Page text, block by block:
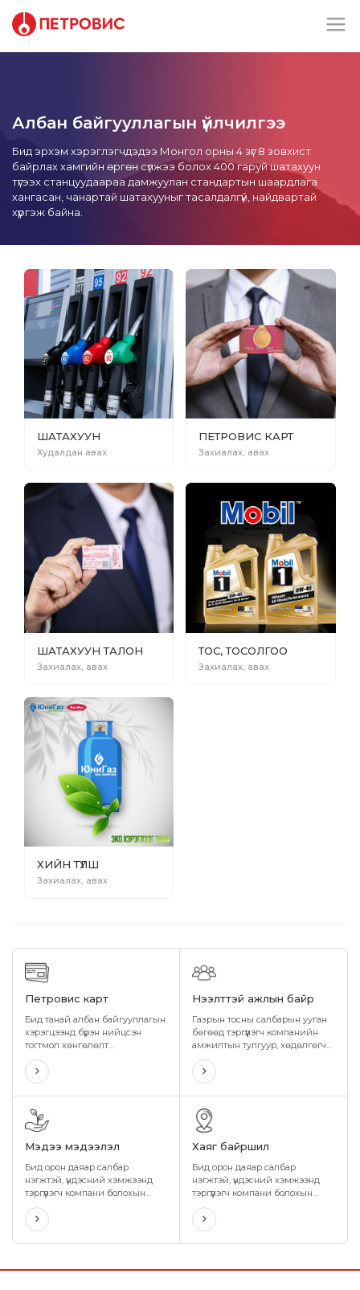
Албан байгууллагын үйлчилгээ
Бид эрхэм хэрэглэгчдэдээ Монгол орны 4 зүг 8 зовхист
байрлах хамгийн өргөн сүлжээ болох 400 гаруй шатахуун
түгээх станцуудаараа дамжуулан стандартын шаардлага
хангасан, чанартай шатахууныг тасалдалгүй, найдвартай
хүргэж байна.
ШАТАХУУН
Худалдан авах
ПЕТРОВИС КАРТ
Захиалах, авах
ШАТАХУУН ТАЛОН
Захиалах, авах
ТОС, ТОСОЛГОО
Захиалах, авах
ХИЙН ТҮЛШ
Захиалах, авах
Петровис карт
Бид танай албан байгууллагын
хэрэгцээнд бүрэн нийцсэн
тогтмол хөнгөлөлт
урамшуулалтай, хэрэглэхэд
хялбар, өндөр нууцлал бүхий
шатахууны хэрэглээний
картыг санал болгож байна.
Нээлттэй ажлын байр
Газрын тосны салбарын ууган
бөгөөд тэргүүлэгч компанийн
амжилтын тулгуур, хөдөлгөгч
хүч болсон ажилтнууддаа бид
ижил тэгш боломж олгож,
өөрийгөө нээх, хөгжүүлэх,
хамтдаа өсөн дэвших,
боломжийг бүрдүүлсээр ирсэн.
Мэдээ мэдээлэл
Бид орон даяар салбар
нэгжтэй, үндэсний хэмжээнд
тэргүүлэгч компани болохын
хувьд бүх аймаг, сум суурин бүрт
байрших өөрийн салбар,
нэгжээр дамжуулан иргэд,
хэрэглэгчиддээ чанартай
хүргэн ажиллаж байна.
Хаяг байршил
Бид орон даяар салбар
нэгжтэй, үндэсний хэмжээнд
тэргүүлэгч компани болохын
хувьд бүх аймаг, сум суурин бүрт
байрших өөрийн салбар,
нэгжээр дамжуулан иргэд,
хэрэглэгчиддээ чанартай
хүргэн ажиллаж байна.